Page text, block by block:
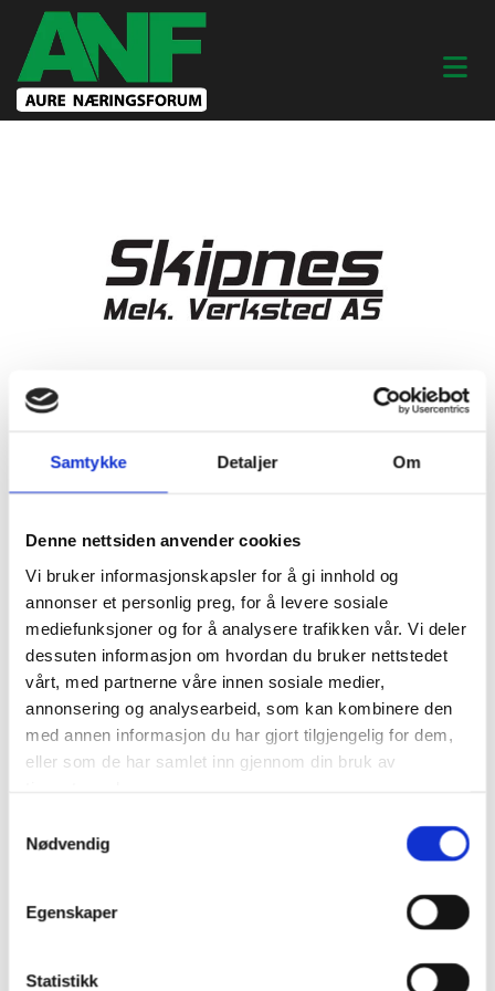
Samtykke Detaljer Om
Denne nettsiden anvender cookies
Vi bruker informasjonskapsler for å gi innhold og
annonser et personlig preg, for å levere sosiale
mediefunksjoner og for å analysere trafikken vår. Vi deler
dessuten informasjon om hvordan du bruker nettstedet
vårt, med partnerne våre innen sosiale medier,
annonsering og analysearbeid, som kan kombinere den
med annen informasjon du har gjort tilgjengelig for dem,
eller som de har samlet inn gjennom din bruk av
Nødvendig
Egenskaper
Statistikk
19/01/2023
Bil og landbruksverksted.
Daglig leder: Espen Schei Fævelen
Epost: espen@skipnesmek.no
Tlf: 957 90 708
Tlf: 71 64 56 71
Bedriftsbesøk
Skipnes Mek. Verksted er underleverandør av A-K maskiner. Vi
maskiner som motorsager og hageutstyr leveres fra Husquarna.